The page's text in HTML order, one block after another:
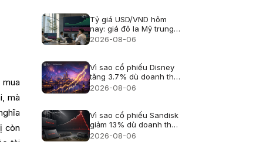
mua
mà
còn
Tỷ giá USD/VND hôm
nay: giá đô la Mỹ trung
tâm lên 25.433, USD
2026-08-06
Vì sao cổ phiếu Disney
tăng 3.7% dù doanh thu
hụt kỳ vọng?
2026-08-06
Vì sao cổ phiếu Sandisk
giảm 13% dù doanh thu
kỷ lục?
2026-08-06